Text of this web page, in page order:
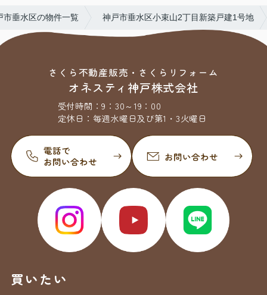
市垂水区の物件一覧 神戸市垂水区小束山2丁目新築戸建1号地
さくら不動産販売・さくらリフォーム
オネスティ神戸株式会社
受付時間：9：30～19：00
定休日： 毎週水曜日及び第1・3火曜日
買いたい